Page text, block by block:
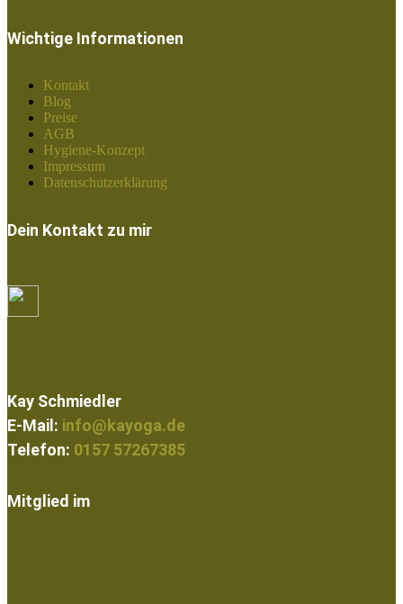
Wichtige Informationen
Kontakt
Blog
Preise
AGB
Hygiene-Konzept
Impressum
Datenschutzerklärung
Dein Kontakt zu mir
Kay Schmiedler
E-Mail: info@kayoga.de
Telefon: 0157 57267385
Mitglied im